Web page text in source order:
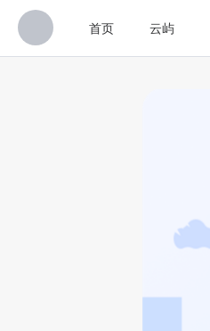
首页 云屿